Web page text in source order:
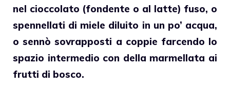
nel cioccolato (fondente o al latte) fuso, o
spennellati di miele diluito in un po’ acqua,
o sennò sovrapposti a coppie farcendo lo
spazio intermedio con della marmellata ai
frutti di bosco.